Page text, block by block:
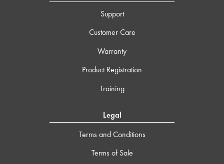
Support
Customer Care
Warranty
Product Registration
Training
Legal
Terms and Conditions
Terms of Sale